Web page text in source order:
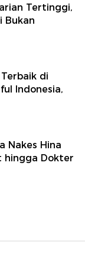
Tertinggi,
Bukan
di
Indonesia,
Nakes Hina
hingga Dokter